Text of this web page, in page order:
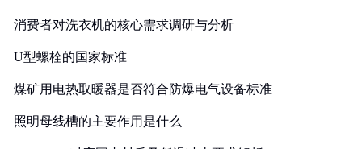
消费者对洗衣机的核心需求调研与分析
U型螺栓的国家标准
煤矿用电热取暖器是否符合防爆电气设备标准
照明母线槽的主要作用是什么